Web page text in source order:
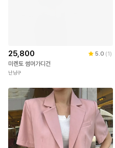
25,800 5.0 (1)
미렌토 썸머가디건
난닝구